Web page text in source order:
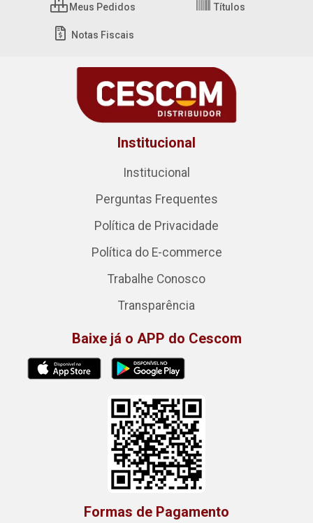
Meus Pedidos Títulos
Notas Fiscais
Institucional
Institucional
Perguntas Frequentes
Política de Privacidade
Política do E-commerce
Trabalhe Conosco
Transparência
Baixe já o APP do Cescom
Formas de Pagamento